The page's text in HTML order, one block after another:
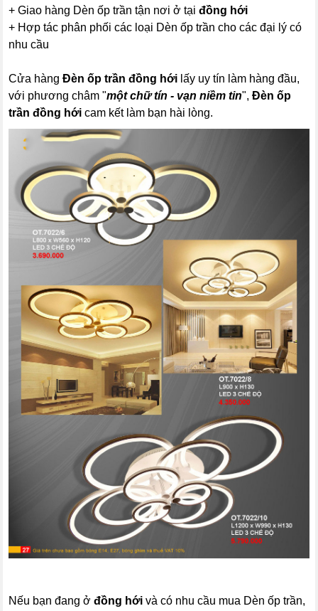
+ Giao hàng Dèn ốp trần tận nơi ở tạiđồng hới
+ Hợp tác phân phối các loại Dèn ốp trần cho các đại lý có
nhu cầu
Cửa hàngĐèn ốp trần đồng hới lấy uy tín làm hàng đầu,
với phương châm "một chữ tín - vạn niềm tin",Đèn ốp
trần đồng hới cam kết làm bạn hài lòng.
Nếu bạn đang ởđồng hới và có nhu cầu mua Dèn ốp trần,